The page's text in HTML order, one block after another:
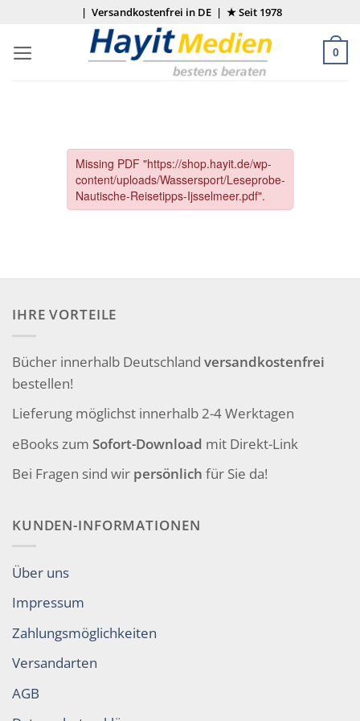
springen
| Versandkostenfrei in DE | ★ Seit 1978
0
IHRE VORTEILE
Bücher innerhalb Deutschland versandkostenfrei
bestellen!
Lieferung möglichst innerhalb 2-4 Werktagen
eBooks zum Sofort-Download mit Direkt-Link
Bei Fragen sind wir persönlich für Sie da!
KUNDEN-INFORMATIONEN
Über uns
Impressum
Zahlungsmöglichkeiten
Versandarten
AGB